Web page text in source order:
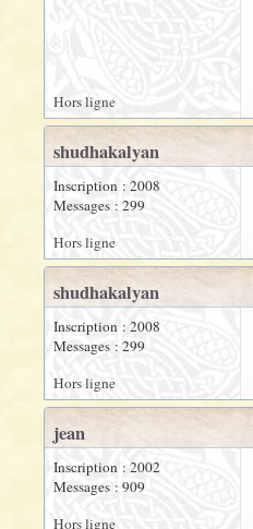
Hors ligne
shudhakalyan
Inscription : 2008
Messages : 299
Hors ligne
shudhakalyan
Inscription : 2008
Messages : 299
Hors ligne
jean
Inscription : 2002
Messages : 909
Hors ligne